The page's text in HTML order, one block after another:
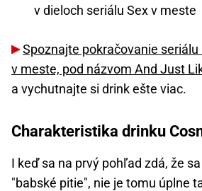
v dieloch seriálu Sex v meste
Spoznajte pokračovanie seriálu
v meste, pod názvom And Just
a vychutnajte si drink ešte viac.
Charakteristika drinku
I keď sa na prvý pohľad zdá, že
"babské pitie", nie je tomu úplne